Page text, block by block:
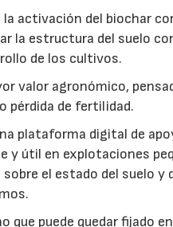
activación del biochar
la estructura del suelo
de los cultivos.
valor agronómico,
pérdida de fertilidad.
plataforma digital de
y útil en explotaciones
el estado del suelo y
que puede quedar fijado